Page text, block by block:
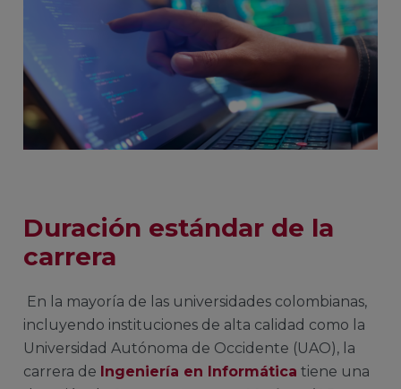
Duración estándar de la
carrera
En la mayoría de las universidades colombianas,
incluyendo instituciones de alta calidad como la
Universidad Autónoma de Occidente (UAO), la
carrera de Ingeniería en Informática tiene una